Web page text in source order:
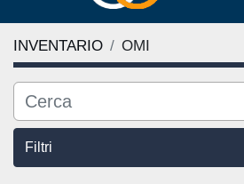
INVENTARIO OMI
Filtri